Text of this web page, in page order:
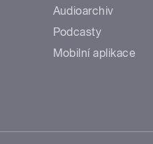
Audioarchiv
Podcasty
Mobilní aplikace